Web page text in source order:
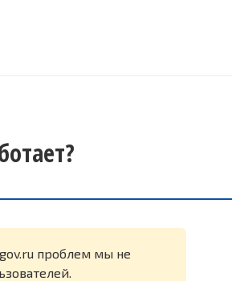
проблем мы не